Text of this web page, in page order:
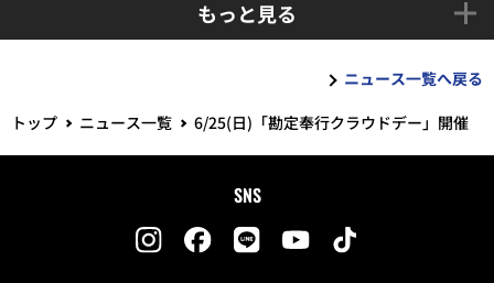
もっと見る
ニュース一覧へ戻る
トップ
ニュース一覧 6/25(日)「勘定奉行クラウドデー」開催
SNS